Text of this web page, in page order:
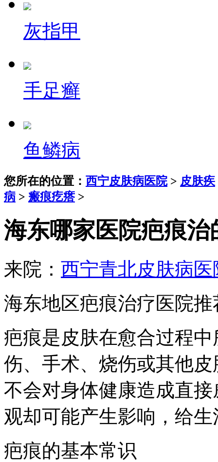
灰指甲
手足癣
鱼鳞病
您所在的位置： 西宁皮肤病医院> 皮肤疾
病 > 瘢痕疙瘩>
海东哪家医院疤痕治
来院： 西宁青北皮肤病医
海东地区疤痕治疗医院推
疤痕是皮肤在愈合过程
伤、手术、烧伤或其他
不会对身体健康造成直
观却可能产生影响，给
疤痕的基本常识